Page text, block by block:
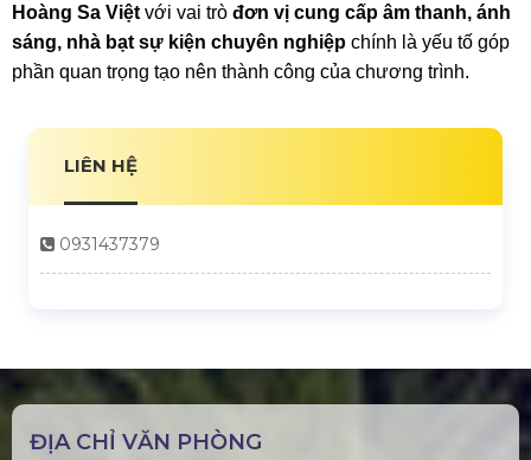
Hoàng Sa Việt với vai trò đơn vị cung cấp âm thanh, ánh
sáng, nhà bạt sự kiện chuyên nghiệp chính là yếu tố góp
phần quan trọng tạo nên thành công của chương trình.
LIÊN HỆ
0931437379
ĐỊA CHỈ VĂN PHÒNG